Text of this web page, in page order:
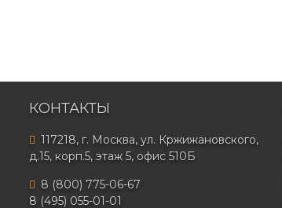
КОНТАКТЫ
117218, г. Москва, ул. Кржижановского,
д.15, корп.5, этаж 5, офис 510Б
8 (800) 775-06-67
8 (495) 055-01-01